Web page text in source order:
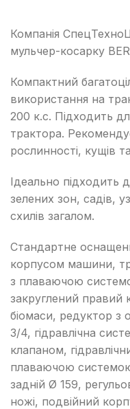
Компанія
мульчер-косарку
Компактний
використання на
200 к.с. Підходить
трактора.
рослинності, кущів
Ідеально підходить
зелених зон, садів,
схилів загалом.
Стандартне
корпусом машини,
з плаваючою
закруглений правий
біомаси, редуктор з
3/4, гідравлічна
клапаном,
плаваючою
задній Ø 159,
ножі, подвійний